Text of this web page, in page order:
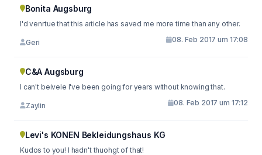
Bonita Augsburg
I'd venrtue that this article has saved me more time than any other.
Geri 08. Feb 2017 um 17:08
C&A Augsburg
I can't beivele I've been going for years without knowing that.
Zaylin 08. Feb 2017 um 17:12
Levi's KONEN Bekleidungshaus KG
Kudos to you! I hadn't thuohgt of that!